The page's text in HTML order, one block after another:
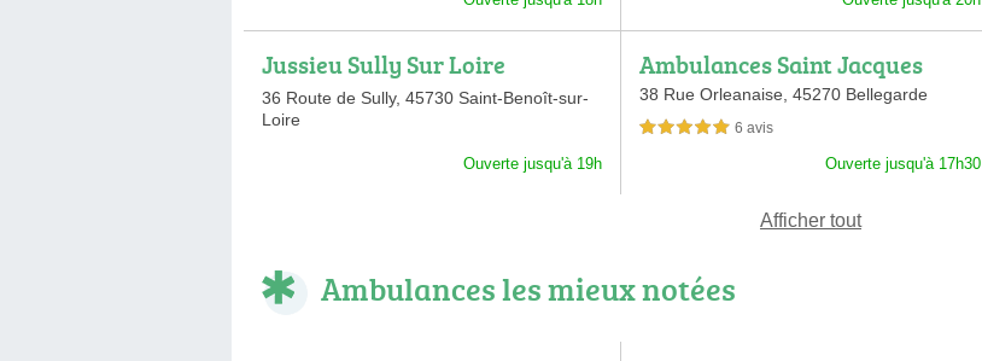
Jussieu Sully Sur Loire
36 Route de Sully, 45730 Saint-Benoît-sur-
Loire
Ouverte jusqu'à 19h
Ambulances Saint Jacques
38 Rue Orleanaise,45270 Bellegarde
5,0 étoiles sur 5 6 avis
Ouverte jusqu'à 17h30
Afficher tout
Ambulances les mieux notées